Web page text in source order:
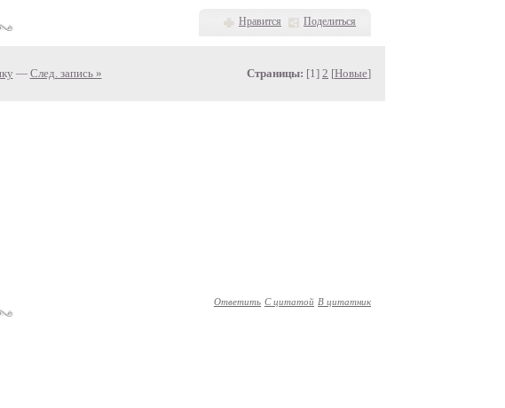
Нравится Поделиться
— След. запись » Страницы: [1] 2 [Новые]
Ответить С цитатой В цитатник